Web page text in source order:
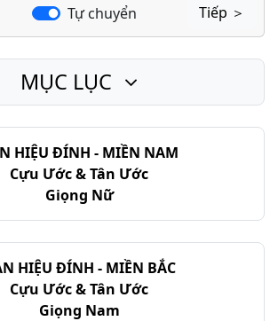
Tự chuyển Tiếp ＞
HIỆU ĐÍNH - MIỀN NAM
Cựu Ước & Tân Ước
Giọng Nữ
HIỆU ĐÍNH - MIỀN BẮC
Cựu Ước & Tân Ước
Giọng Nam
MỤC LỤC